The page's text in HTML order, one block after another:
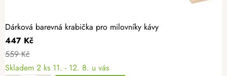
Dárková barevná krabička pro milovníky kávy
447 Kč
559 Kč
Skladem 2 ks 11. - 12. 8. u vás